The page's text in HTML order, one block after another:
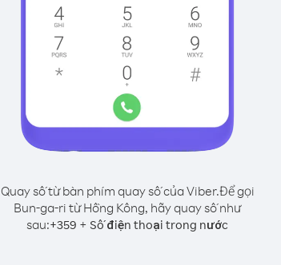
Quay số từ bàn phím quay số của Viber.Để gọi
Bun-ga-ri từ Hồng Kông, hãy quay số như
sau:+359 + Số điện thoại trong nước